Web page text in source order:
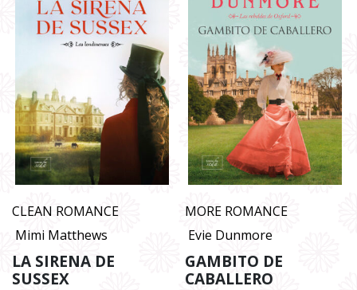
CLEAN ROMANCE
Mimi Matthews
LA SIRENA DE
SUSSEX
MORE ROMANCE
Evie Dunmore
GAMBITO DE
CABALLERO